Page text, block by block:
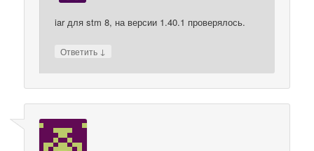
iar для stm 8, на версии 1.40.1 проверялось.
Ответить ↓